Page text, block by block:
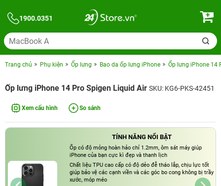
1900.0351
Trang chủ Phụ kiện Ốp lưng Bao da ốp lưng iPhone Ốp lưng iPhone 14
Ốp lưng iPhone 14 Pro Spigen Liquid Air SKU: KG6-PKS-42451
Xem cấu hình So sánh
TÍNH NĂNG NỔI BẬT
Ốp có độ mỏng hoàn hảo chỉ 1.2mm, ôm sát máy giúp
iPhone của bạn cực kì đẹp và thanh lịch
Chất liệu TPU cao cấp có độ dẻo đễ tháo lắp, chịu lực tốt
giúp bảo vệ các cạnh viền và các góc bo cong không bị trầy
xước, móp méo